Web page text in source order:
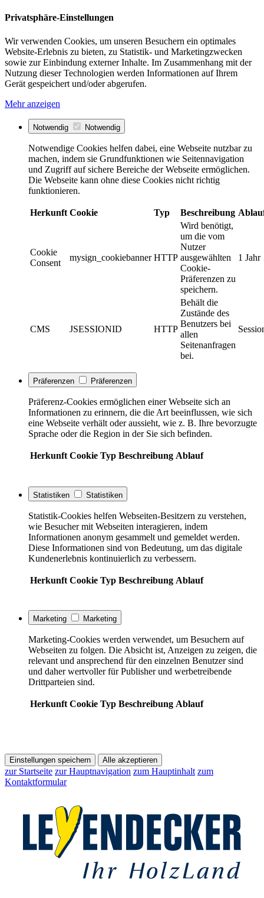
Privatsphäre-Einstellungen
Wir verwenden Cookies, um unseren Besuchern ein optimales
Website-Erlebnis zu bieten, zu Statistik- und Marketingzwecken
sowie zur Einbindung externer Inhalte. Im Zusammenhang mit der
Nutzung dieser Technologien werden Informationen auf Ihrem
Gerät gespeichert und/oder abgerufen.
Mehr anzeigen
Notwendig Notwendig
Notwendige Cookies helfen dabei, eine Webseite nutzbar zu
machen, indem sie Grundfunktionen wie Seitennavigation
und Zugriff auf sichere Bereiche der Webseite ermöglichen.
Die Webseite kann ohne diese Cookies nicht richtig
funktionieren.
Herkunft Cookie Typ Beschreibung
Cookie
Consent
mysign_cookiebanner HTTP
Wird benötigt,
um die vom
Nutzer
ausgewählten
Cookie-
Präferenzen zu
speichern.
1 Jahr
CMS JSESSIONID HTTP
Behält die
Zustände des
Benutzers bei
allen
Seitenanfragen
bei.
Präferenzen Präferenzen
Präferenz-Cookies ermöglichen einer Webseite sich an
Informationen zu erinnern, die die Art beeinflussen, wie sich
eine Webseite verhält oder aussieht, wie z. B. Ihre bevorzugte
Sprache oder die Region in der Sie sich befinden.
Herkunft Cookie Typ Beschreibung Ablauf
Statistiken Statistiken
Statistik-Cookies helfen Webseiten-Besitzern zu verstehen,
wie Besucher mit Webseiten interagieren, indem
Informationen anonym gesammelt und gemeldet werden.
Diese Informationen sind von Bedeutung, um das digitale
Kundenerlebnis kontinuierlich zu verbessern.
Herkunft Cookie Typ Beschreibung Ablauf
Marketing Marketing
Marketing-Cookies werden verwendet, um Besuchern auf
Webseiten zu folgen. Die Absicht ist, Anzeigen zu zeigen, die
relevant und ansprechend für den einzelnen Benutzer sind
und daher wertvoller für Publisher und werbetreibende
Drittparteien sind.
Herkunft Cookie Typ Beschreibung Ablauf
Einstellungen speichern Alle akzeptieren
zur Startseite zur Hauptnavigation zum Hauptinhalt zum
Kontaktformular